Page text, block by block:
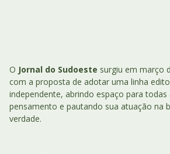
O Jornal do Sudoeste surgiu em março
com a proposta de adotar uma linha
independente, abrindo espaço para todas
pensamento e pautando sua atuação na
verdade.